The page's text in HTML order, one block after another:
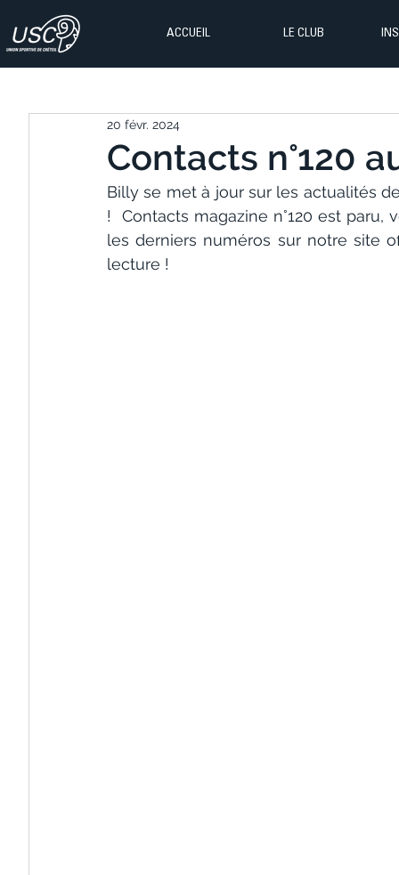
ACCUEIL LE CLUB
Contacts n°120
20 févr. 2024
Billy se met à jour sur les actualités
!  Contacts magazine n°120 est
les derniers numéros sur notre site
lecture !